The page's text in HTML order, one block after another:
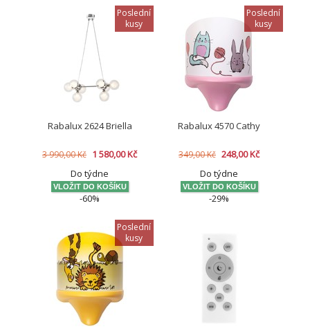
Poslední
kusy
Rabalux 2624 Briella
3 990,00 Kč 1 580,00 Kč
Do týdne
-60%
Poslední
kusy
Rabalux 4570 Cathy
349,00 Kč 248,00 Kč
Do týdne
-29%
Poslední
kusy